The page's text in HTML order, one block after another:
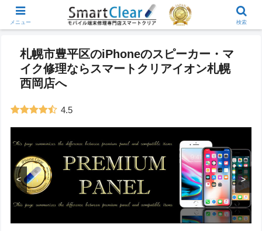
札幌市豊平区のiPhoneのスピーカー・マ
イク修理ならスマートクリアイオン札幌
西岡店へ
4.5
< >
メニュー 検索